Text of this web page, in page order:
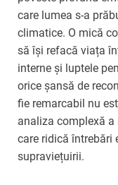
care lumea s-a
climatice. O mică
să își refacă viața
interne și luptele
orice șansă de
fie remarcabil nu
analiza complexă
care ridică întrebări
supraviețuirii.